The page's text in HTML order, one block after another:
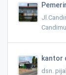
kantor
dsn.